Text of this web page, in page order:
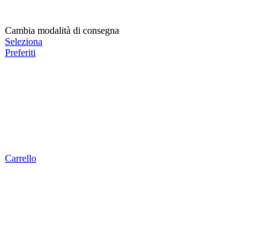
Cambia modalità di consegna
Seleziona
Preferiti
Carrello